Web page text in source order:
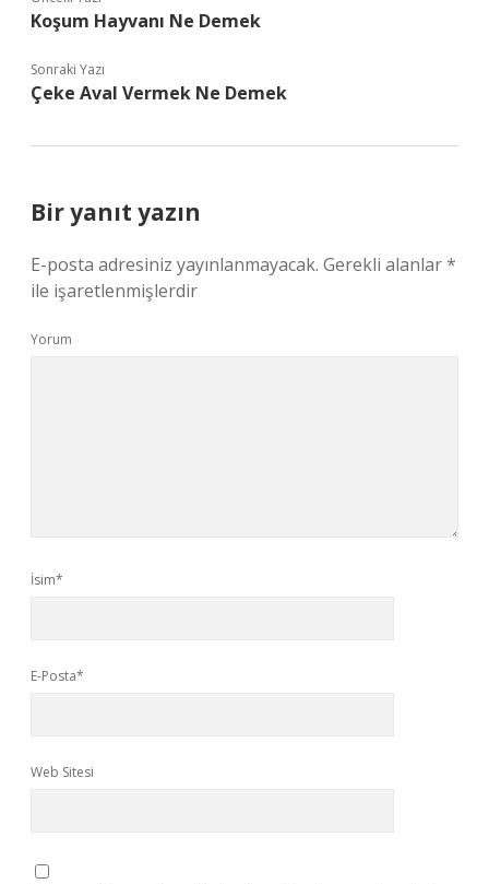
Koşum Hayvanı Ne Demek
Sonraki Yazı
Çeke Aval Vermek Ne Demek
Bir yanıt yazın
E-posta adresiniz yayınlanmayacak. Gerekli alanlar*
ile işaretlenmişlerdir
Yorum
İsim*
E-Posta*
Web Sitesi